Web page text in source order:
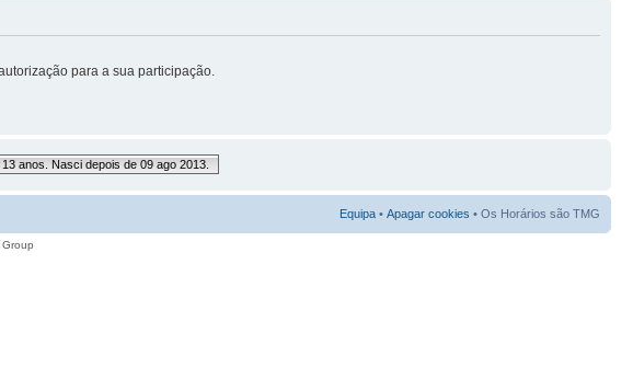
para a sua participação.
anos. Nasci depois de 09 ago 2013.
Equipa • Apagar cookies • Os Horários são TMG